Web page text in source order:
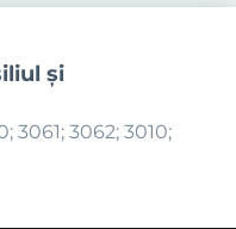
şi
3061; 3062; 3010;